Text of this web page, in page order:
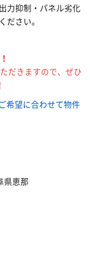
力抑制・パネル劣化
ださい。
だきますので、ぜひ
希望に合わせて物件
県恵那